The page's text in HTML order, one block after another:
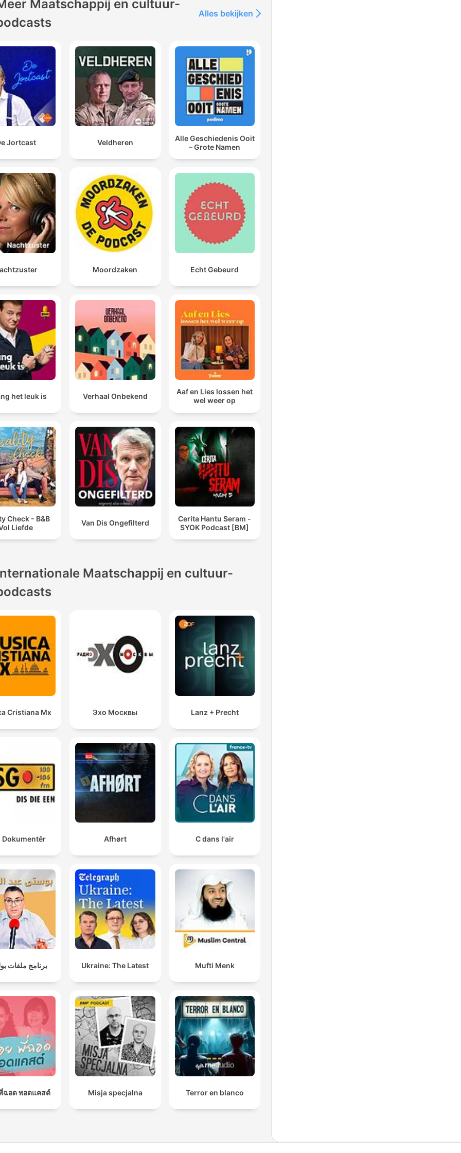
Maatschappij en cultuur-
Alles bekijken
Jortcast Veldheren
Alle Geschiedenis Ooit
– Grote Namen
Moordzaken Echt Gebeurd
het leuk is Verhaal Onbekend
Aaf en Lies lossen het
wel weer op
Check - B&B
Liefde
Van Dis Ongefilterd
Cerita Hantu Seram -
SYOK Podcast [BM]
Maatschappij en cultuur-
Cristiana Mx Эхо Москвы Lanz + Precht
Dokumentêr Afhørt C dans l'air
برنامج ملفات Ukraine: The Latest Mufti Menk
ฉอด พอดแคสต์ Misja specjalna Terror en blanco